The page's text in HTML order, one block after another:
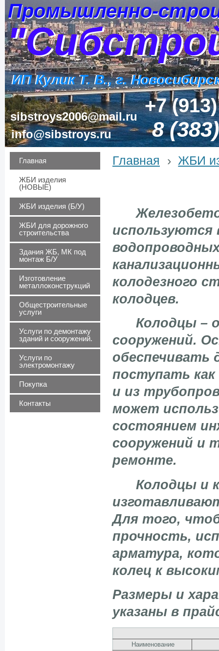
8
info@sibstroys.ru
sibstroys2006@mail.ru
Промышленно-
Промышленно-
ИП Кулик Т. В., г.
ИП Кулик Т. В., г.
+7
Главная
ЖБИ изделия
(НОВЫЕ)
ЖБИ изделия (Б/У)
ЖБИ для дорожного
строительства
Здания ЖБ, МК под
монтаж Б/У
Изготовление
металлоконструкций
Общестроительные
услуги
Услуги по демонтажу
зданий и сооружений.
Услуги по
электромонтажу
Покупка
Контакты
Главная › ЖБИ
используются
колодезного
колодцев.
Колодцы –
сооружений.
обеспечивать
поступать
и из
может
состоянием
сооружений и
ремонте.
Колодцы и
Для того,
прочность,
арматура,
колец к
Размеры и
указаны в
Наименование